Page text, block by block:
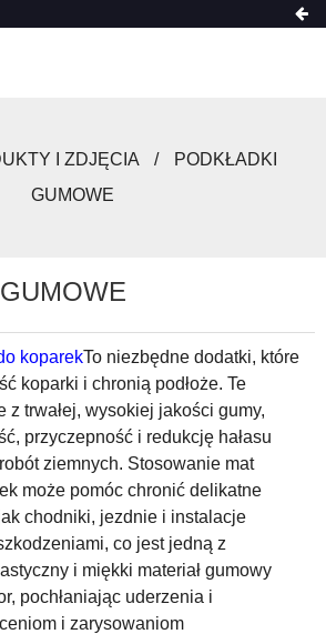
I ZDJĘCIA
PODKŁADKI
GUMOWE
koparekTo niezbędne dodatki, które
koparki i chronią podłoże. Te
z trwałej, wysokiej jakości gumy,
przyczepność i redukcję hałasu
ziemnych. Stosowanie mat
może pomóc chronić delikatne
chodniki, jezdnie i instalacje
co jest jedną z
i miękki materiał gumowy
pochłaniając uderzenia i
i zarysowaniom